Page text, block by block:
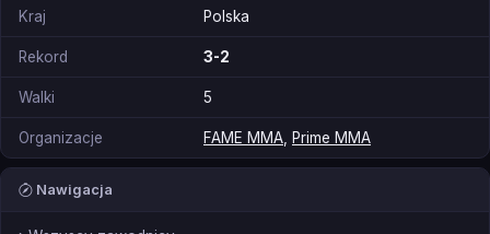
Kraj Polska
Rekord 3-2
Walki 5
Organizacje FAME MMA Prime MMA
Nawigacja